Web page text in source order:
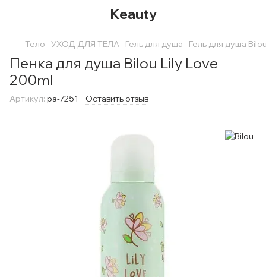
Keauty
Тело УХОД ДЛЯ ТЕЛА Гель для душа Гель для душа
Пенка для душа Bilou Lily Love
200ml
Артикул: pa-7251 Оставить отзыв